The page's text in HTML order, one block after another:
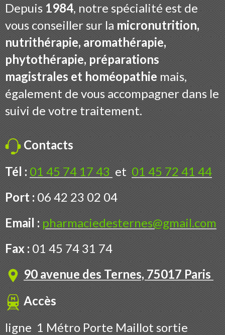
Depuis 1984, notre spécialité est de
vous conseiller sur la micronutrition,
nutrithérapie, aromathérapie,
phytothérapie, préparations
magistrales et homéopathie mais,
également de vous accompagner dans le
suivi de votre traitement.
Contacts
Tél : 01 45 74 17 43 et 01 45 72 41 44
Port : 06 42 23 02 04
Email : pharmaciedesternes@gmail.com
Fax : 01 45 74 31 74
90 avenue des Ternes, 75017 Paris
Accès
ligne 1 Métro Porte Maillot sortie